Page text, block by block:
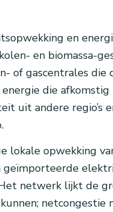
en
en biomassa-
of gascentrales die
die
uit andere regio’s
lokale opwekking
geïmporteerde
netwerk lijkt de
netcongestie